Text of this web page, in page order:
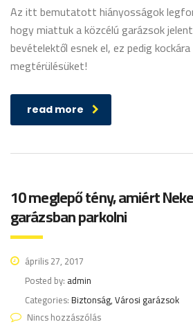
Az itt bemutatott hiányosságok
hogy miattuk a közcélú garázsok
bevételektől esnek el, ez pedig
megtérülésüket!
read more
10 meglepő tény, amiért
garázsban parkolni
április 27, 2017
Posted by: admin
Categories:Biztonság, Városi garázsok
Nincs hozzászólás